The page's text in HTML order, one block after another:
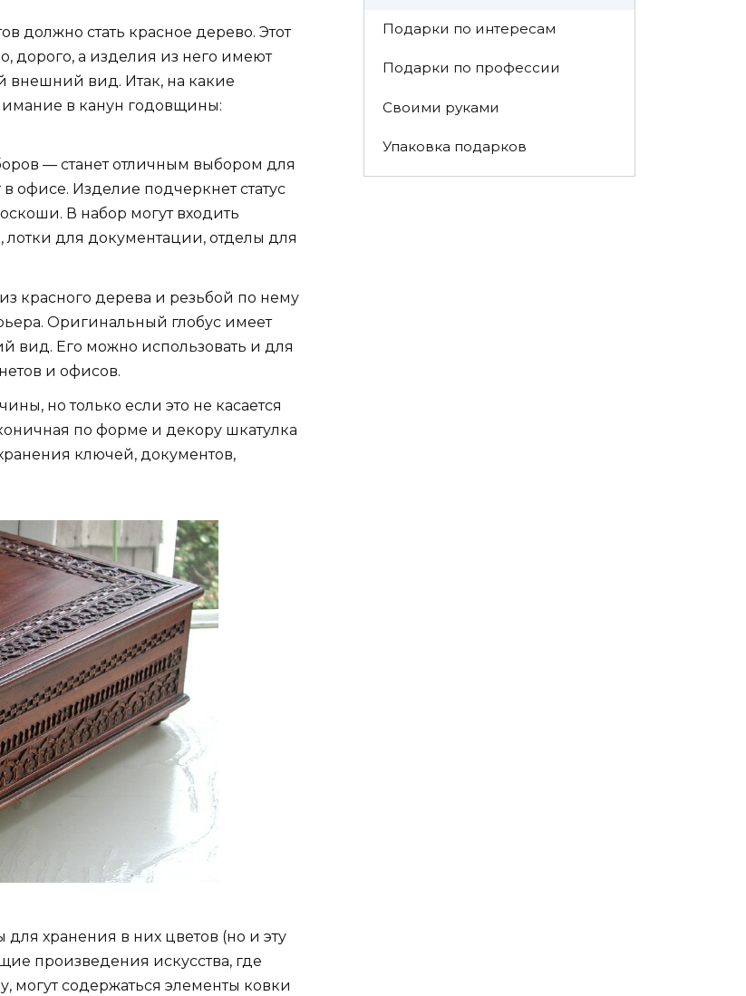
должно стать красное дерево. Этот
дорого, а изделия из него имеют
внешний вид. Итак, на какие
в канун годовщины:
— станет отличным выбором для
офисе. Изделие подчеркнет статус
В набор могут входить
лотки для документации, отделы для
красного дерева и резьбой по нему
Оригинальный глобус имеет
вид. Его можно использовать и для
и офисов.
но только если это не касается
по форме и декору шкатулка
ключей, документов,
хранения в них цветов (но и эту
произведения искусства, где
могут содержаться элементы ковки
Подарки по интересам
Подарки по профессии
Своими руками
Упаковка подарков